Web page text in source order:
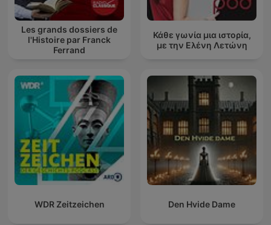
Les grands dossiers de
l'Histoire par Franck
Ferrand
Κάθε γωνία μια ιστορία,
με την Ελένη Λετώνη
WDR Zeitzeichen Den Hvide Dame